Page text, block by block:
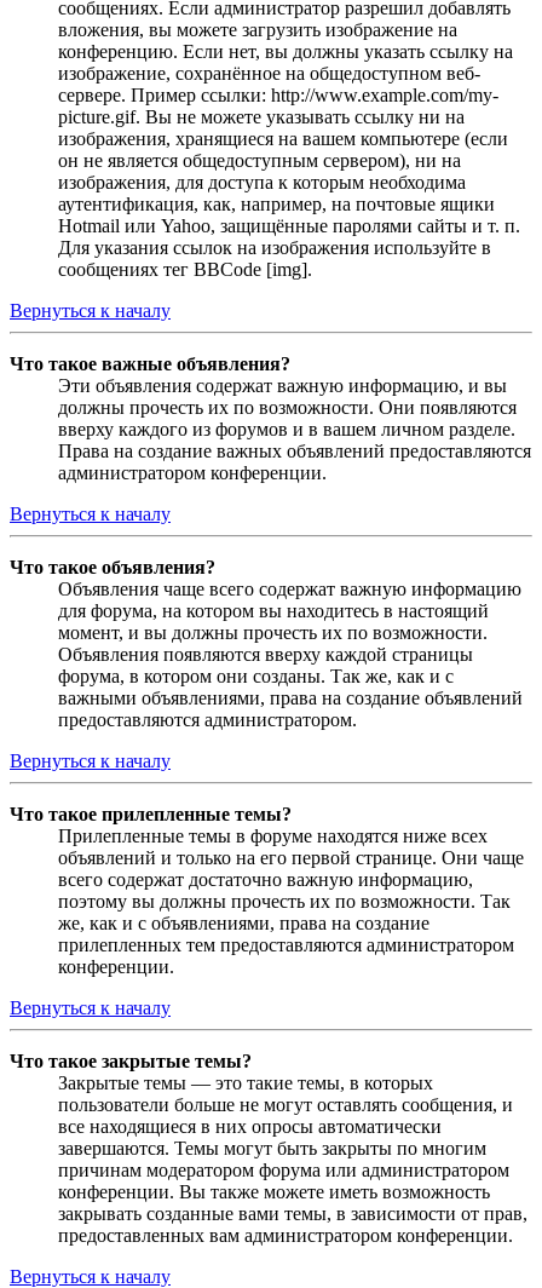
сообщениях. Если администратор разрешил добавлять
вложения, вы можете загрузить изображение на
конференцию. Если нет, вы должны указать ссылку на
изображение, сохранённое на общедоступном веб-
сервере. Пример ссылки: http://www.example.com/my-
picture.gif. Вы не можете указывать ссылку ни на
изображения, хранящиеся на вашем компьютере (если
он не является общедоступным сервером), ни на
изображения, для доступа к которым необходима
аутентификация, как, например, на почтовые ящики
Hotmail или Yahoo, защищённые паролями сайты и т. п.
Для указания ссылок на изображения используйте в
сообщениях тег BBCode [img].
Вернуться к началу
Что такое важные объявления?
Эти объявления содержат важную информацию, и вы
должны прочесть их по возможности. Они появляются
вверху каждого из форумов и в вашем личном разделе.
Права на создание важных объявлений предоставляются
администратором конференции.
Вернуться к началу
Что такое объявления?
Объявления чаще всего содержат важную информацию
для форума, на котором вы находитесь в настоящий
момент, и вы должны прочесть их по возможности.
Объявления появляются вверху каждой страницы
форума, в котором они созданы. Так же, как и с
важными объявлениями, права на создание объявлений
предоставляются администратором.
Вернуться к началу
Что такое прилепленные темы?
Прилепленные темы в форуме находятся ниже всех
объявлений и только на его первой странице. Они чаще
всего содержат достаточно важную информацию,
поэтому вы должны прочесть их по возможности. Так
же, как и с объявлениями, права на создание
прилепленных тем предоставляются администратором
конференции.
Вернуться к началу
Что такое закрытые темы?
Закрытые темы — это такие темы, в которых
пользователи больше не могут оставлять сообщения, и
все находящиеся в них опросы автоматически
завершаются. Темы могут быть закрыты по многим
причинам модератором форума или администратором
конференции. Вы также можете иметь возможность
закрывать созданные вами темы, в зависимости от прав,
предоставленных вам администратором конференции.
Вернуться к началу